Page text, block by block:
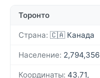
Торонто
Страна: 🇨🇦 Канада
Население: 2,794,356
Координаты: 43.71,